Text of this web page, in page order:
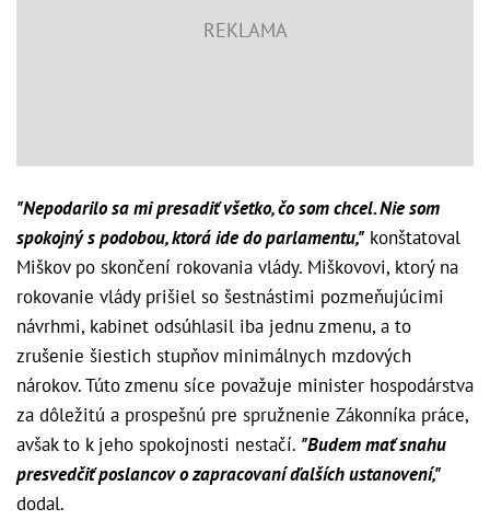
"Nepodarilo sa mi presadiť všetko, čo som chcel. Nie som
spokojný s podobou, ktorá ide do parlamentu," konštatoval
Miškov po skončení rokovania vlády. Miškovovi, ktorý na
rokovanie vlády prišiel so šestnástimi pozmeňujúcimi
návrhmi, kabinet odsúhlasil iba jednu zmenu, a to
zrušenie šiestich stupňov minimálnych mzdových
nárokov. Túto zmenu síce považuje minister hospodárstva
za dôležitú a prospešnú pre spružnenie Zákonníka práce,
avšak to k jeho spokojnosti nestačí. "Budem mať snahu
presvedčiť poslancov o zapracovaní ďalších ustanovení,"
dodal.